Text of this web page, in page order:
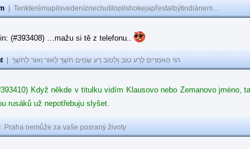
Tenkterémupilsvedeníznechutilopilshokejapřestalbýtindiánem...
(#393408) …mažu si tě z telefonu..
הוֹי הָאֹמְרִים לָרַע טוֹב וְלַטּוֹב רָע שָׂמִים חֹשֶׁךְ לְאוֹר וְאוֹר לְחֹשֶׁךְ
Když někde v titulku vidím Klausovo nebo Zemanovo jméno,
rusáků už nepotřebuju slyšet.
Praha nemůže za vaše posraný životy